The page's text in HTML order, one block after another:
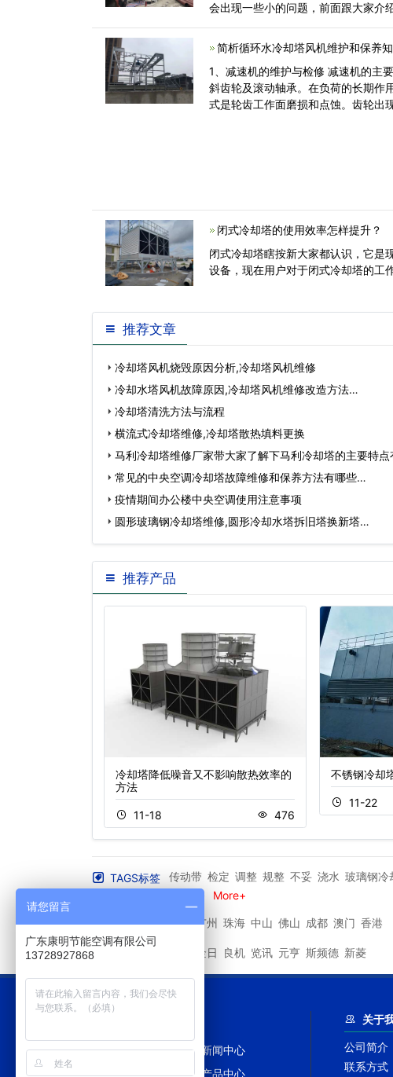
会出现一些小的问题，前面跟大家介
简析循环水冷却塔风机维护和保养
1、减速机的维护与检修 减速机的主要部件是锥齿轮、伞齿轮、
斜齿轮及滚动轴承。在负荷的长期作
式是轮齿工作面磨损和点蚀。齿轮出
闭式冷却塔的使用效率怎样提升？
闭式冷却塔瞎按新大家都认识，它是
设备，现在用户对于闭式冷却塔的工
推荐文章
冷却塔风机烧毁原因分析,冷却塔风机维修
冷却水塔风机故障原因,冷却塔风机维修改造方法…
冷却塔清洗方法与流程
横流式冷却塔维修,冷却塔散热填料更换
马利冷却塔维修厂家带大家了解下马利冷却塔的主要特
常见的中央空调冷却塔故障维修和保养方法有哪些…
疫情期间办公楼中央空调使用注意事项
圆形玻璃钢冷却塔维修,圆形冷却水塔拆旧塔换新塔…
推荐产品
冷却塔降低噪音又不影响散热效率的
方法
11-18 476
不锈钢冷却
11-22
TAGS标签 传动带 检定 调整 规整 不妥 浇水 玻璃钢冷
制冷设备 More+
其他城市 深圳 广州 珠海 中山 佛山 成都 澳门 香港
金日 良机 览讯 元亨 斯频德 新菱
网站首页
新闻中心
冷却塔百科
产品中心
关于
公司简介
联系方式
请您留言
广东康明节能空调有限公司
13728927868